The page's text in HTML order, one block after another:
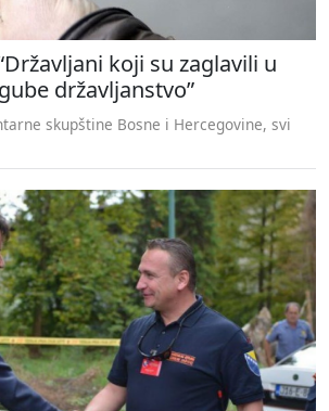
koji su zaglavili u
državljanstvo”
skupštine Bosne i Hercegovine, svi